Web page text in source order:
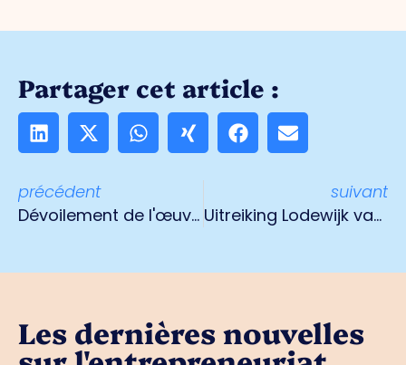
Partager cet article :
précédent
Dévoilement de l'œuvre d'art lumineuse cheminée Wienerberger
suivant
Uitreiking Lodewijk van der Grinten Prijs uitgesteld naar voorjaar 2022
Les dernières nouvelles